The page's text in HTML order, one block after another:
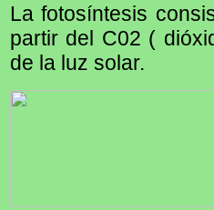
La fotosíntesis
partir del C02 (
de la luz solar.